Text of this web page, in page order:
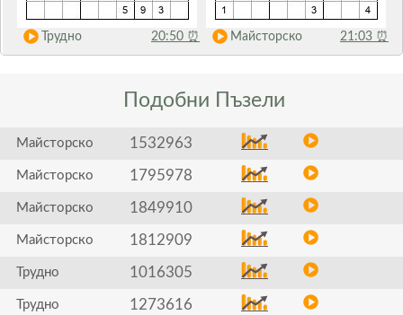
Трудно 20:50 ⏰ Майсторско 21:03 ⏰
Подобни Пъзели
Майсторско 1532963
Майсторско 1795978
Майсторско 1849910
Майсторско 1812909
Трудно 1016305
Трудно 1273616